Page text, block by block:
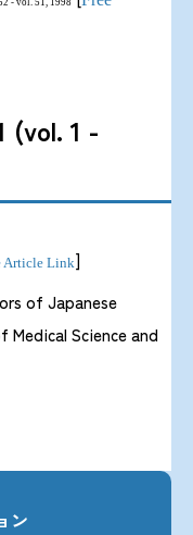
ン
- vol. 51, 1998
(vol. 1 -
Article Link]
of Japanese
Medical Science and